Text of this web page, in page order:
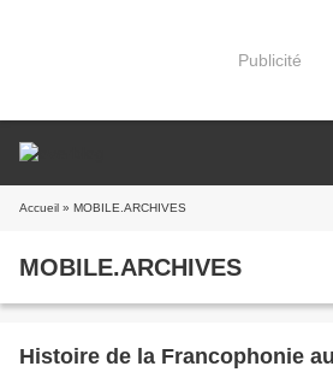
Publicité
Accueil » MOBILE.ARCHIVES
MOBILE.ARCHIVES
Histoire de la Francophonie